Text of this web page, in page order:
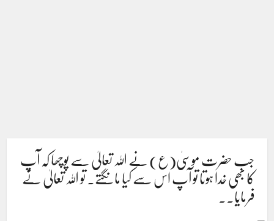
جب حضرت موسیٰ(ع) نے اللہ تعالیٰ سے پوچھا کہ آپ
کا بھی خدا ہوتا تو آپ اس سے کیا مانگتے۔ تو اللہ تعالیٰ نے
فرمایا۔۔